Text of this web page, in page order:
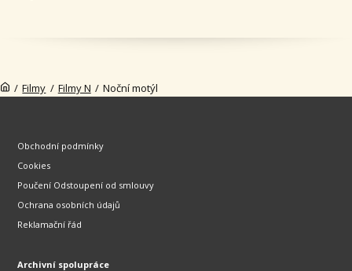
/ Filmy / Filmy N / Noční motýl
Obchodní podmínky
Cookies
Poučení Odstoupení od smlouvy
Ochrana osobních údajů
Reklamační řád
Archivní spolupráce